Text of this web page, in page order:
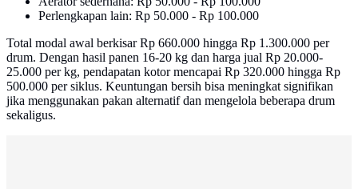
Perlengkapan lain: Rp 50.000 - Rp 100.000
Total modal awal berkisar Rp 660.000 hingga Rp 1.300.000 per
drum. Dengan hasil panen 16-20 kg dan harga jual Rp 20.000-
25.000 per kg, pendapatan kotor mencapai Rp 320.000 hingga Rp
500.000 per siklus. Keuntungan bersih bisa meningkat signifikan
jika menggunakan pakan alternatif dan mengelola beberapa drum
sekaligus.